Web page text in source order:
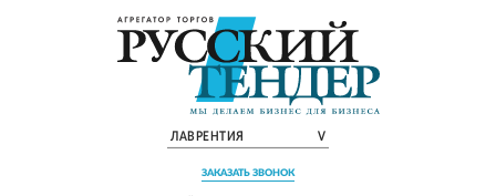
ЛАВРЕНТИЯ V
ЗАКАЗАТЬ ЗВОНОК